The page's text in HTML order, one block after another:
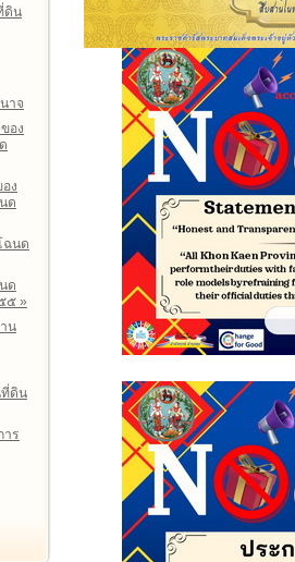
ดิน
าจ
อง
ง
ด
ฉนด
ด
๕ »
น
ที่ดิน
าร